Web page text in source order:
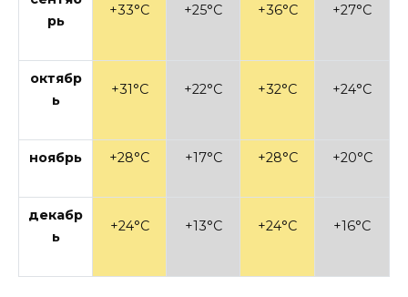
рь
+33°C +25°C +36°C +27°C
октябр
ь
+31°C +22°C +32°C +24°C
ноябрь +28°C +17°C +28°C +20°C
декабр
ь
+24°C +13°C +24°C +16°C